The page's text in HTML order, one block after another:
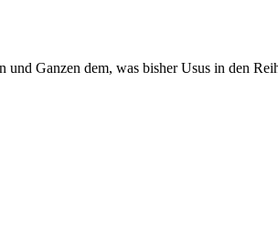
Ganzen dem, was bisher Usus in den